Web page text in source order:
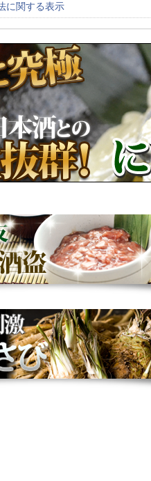
に関する表示